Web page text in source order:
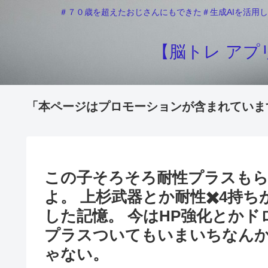
＃７０歳を超えたおじさんにもできた＃生成AIを活用
【脳トレ ア
「本ページはプロモーションが含まれてい
この子そろそろ耐性プラスも
よ。 上杉武器とか耐性✖️4持ち
した記憶。 今はHP強化とか
プラスついてもいまいちなん
ゃない。